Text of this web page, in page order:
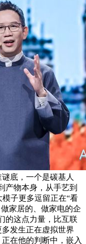
底，一个是碳基人
产物本身，从手艺到
子更多逗留正在“看
家居的、做家电的企
的这点力量，比互联
发生正在虚拟世界
在他的判断中，嵌入